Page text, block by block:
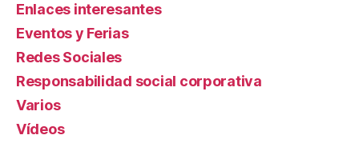
Enlaces interesantes
Eventos y Ferias
Redes Sociales
Responsabilidad social corporativa
Varios
Ví­deos